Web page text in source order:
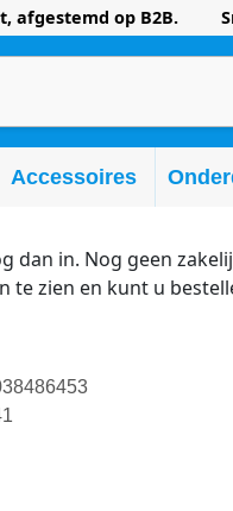
op B2B.
Accessoires
dan in. Nog geen
te zien en kunt u